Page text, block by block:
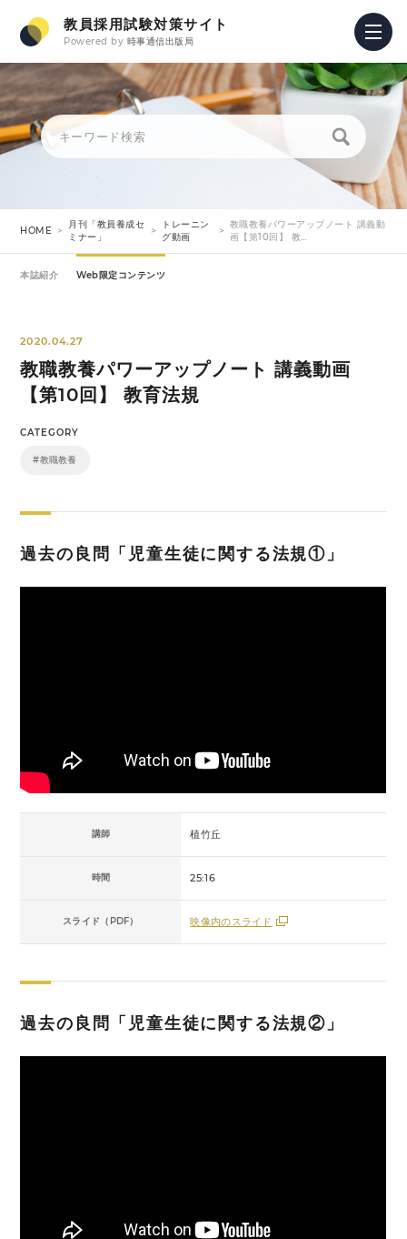
教員採用試験対策サイト
Powered by 時事通信出版局
HOME
月刊「教員養成セ
ミナー」
トレーニン
グ動画
教職教養パワーアップノート 講義動
画【第10回】 教…
本誌紹介 Web限定コンテンツ
2020.04.27
教職教養パワーアップノート 講義動画
【第10回】 教育法規
CATEGORY
#教職教養
過去の良問「児童生徒に関する法規①」
講師 植竹丘
時間 25:16
スライド（PDF） 映像内のスライド
過去の良問「児童生徒に関する法規②」